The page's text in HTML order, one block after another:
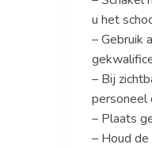
u het
– Gebruik
– Bij
personeel
– Plaats
– Houd